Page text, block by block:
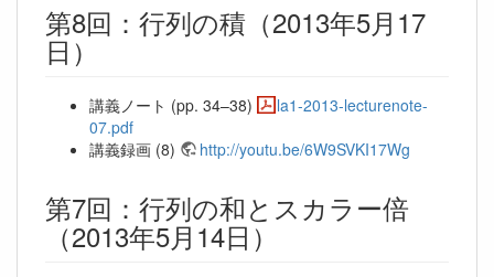
第8回：行列の積（2013年5月17
日）
講義ノート (pp. 34–38)
la1-2013-lecturenote-
07.pdf
講義録画 (8)
http://youtu.be/6W9SVKI17Wg
第7回：行列の和とスカラー倍
（2013年5月14日）